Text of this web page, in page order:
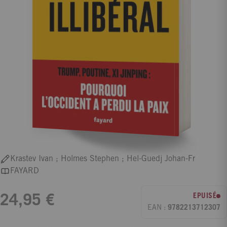
Krastev Ivan ; Holmes Stephen ; Hel-Guedj Johan-Fr
FAYARD
24,95 €
EPUISÉ
EAN : 9782213712307